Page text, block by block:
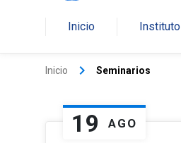
Inicio Instituto
Inicio keyboard_arrow_right Seminarios
19 AGO